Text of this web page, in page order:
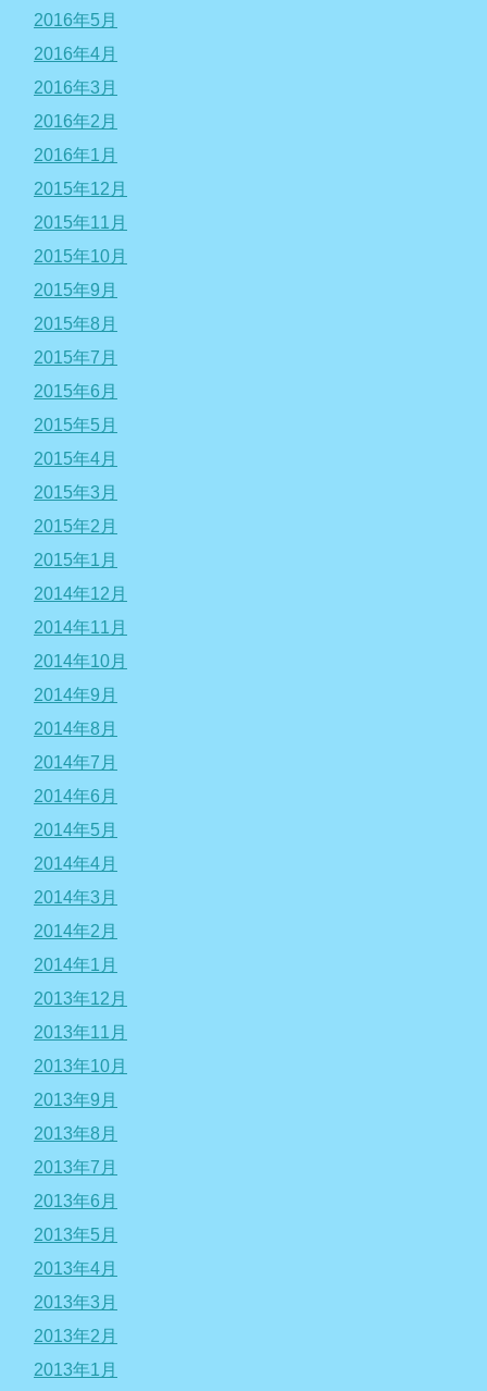
2016年5月
2016年4月
2016年3月
2016年2月
2016年1月
2015年12月
2015年11月
2015年10月
2015年9月
2015年8月
2015年7月
2015年6月
2015年5月
2015年4月
2015年3月
2015年2月
2015年1月
2014年12月
2014年11月
2014年10月
2014年9月
2014年8月
2014年7月
2014年6月
2014年5月
2014年4月
2014年3月
2014年2月
2014年1月
2013年12月
2013年11月
2013年10月
2013年9月
2013年8月
2013年7月
2013年6月
2013年5月
2013年4月
2013年3月
2013年2月
2013年1月